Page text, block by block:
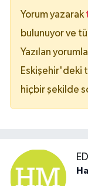
Yorum yazarak
bulunuyor ve
Yazılan
Eskişehir'deki
hiçbir şekilde